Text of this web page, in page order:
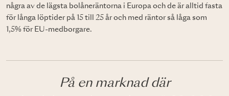
några av de lägsta bolåneräntorna i Europa och de är alltid fasta
för långa löptider på 15 till 25 år och med räntor så låga som
1,5% för EU-medborgare.
På en marknad där